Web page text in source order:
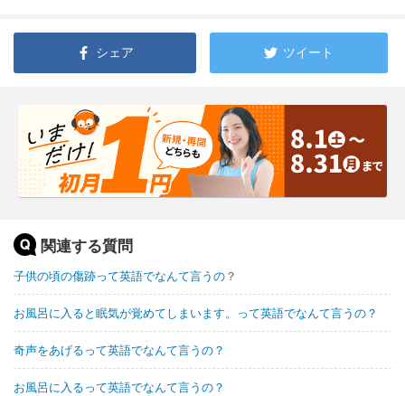
シェア ツイート
関連する質問
子供の頃の傷跡って英語でなんて言うの？
お風呂に入ると眠気が覚めてしまいます。って英語でなんて言うの？
奇声をあげるって英語でなんて言うの？
お風呂に入るって英語でなんて言うの？